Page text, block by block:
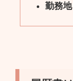
勤務地